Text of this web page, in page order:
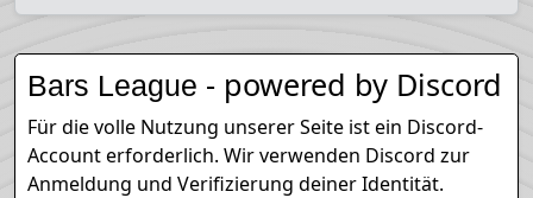
Bars League - powered by Discord
Für die volle Nutzung unserer Seite ist ein Discord-
Account erforderlich. Wir verwenden Discord zur
Anmeldung und Verifizierung deiner Identität.